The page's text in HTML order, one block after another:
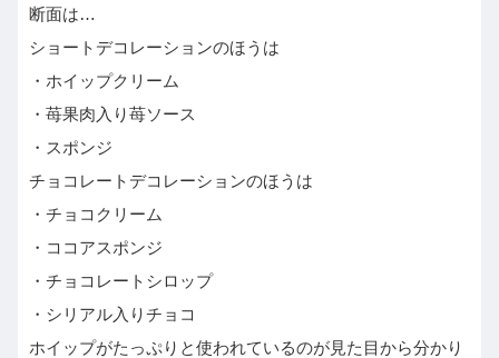
断面は…
ショートデコレーションのほうは
・ホイップクリーム
・苺果肉入り苺ソース
・スポンジ
チョコレートデコレーションのほうは
・チョコクリーム
・ココアスポンジ
・チョコレートシロップ
・シリアル入りチョコ
ホイップがたっぷりと使われているのが見た目から分かり